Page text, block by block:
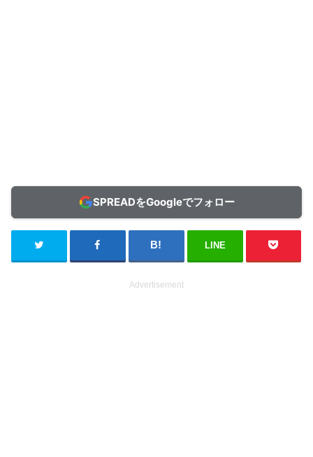
SPREADをGoogleでフォロー
LINE
Advertisement